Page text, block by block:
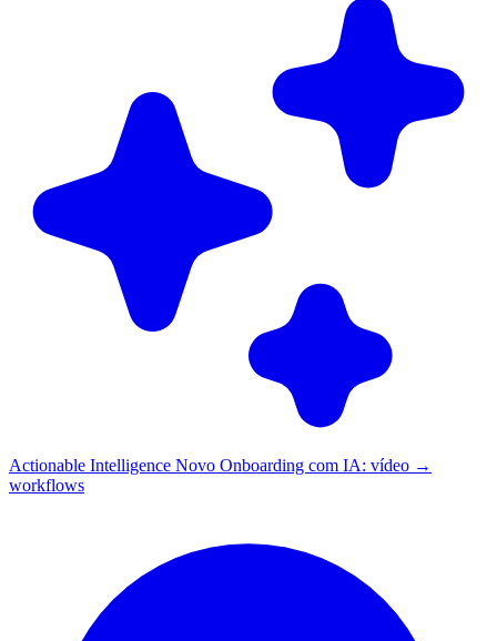
Actionable Intelligence Novo Onboarding com IA: vídeo →
workflows